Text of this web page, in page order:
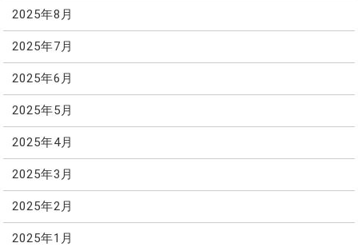
2025年8月
2025年7月
2025年6月
2025年5月
2025年4月
2025年3月
2025年2月
2025年1月